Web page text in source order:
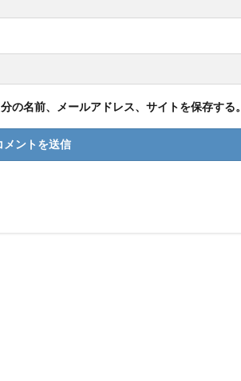
の名前、メールアドレス、サイトを保存する。